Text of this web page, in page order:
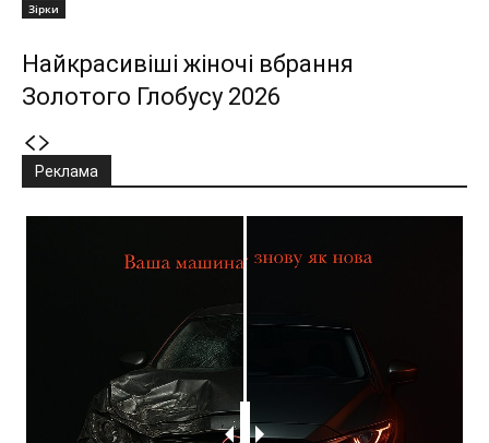
Зірки
Найкрасивіші жіночі вбрання
Золотого Глобусу 2026
Реклама